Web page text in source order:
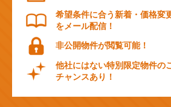
希望条件に合う新着・価格変
をメール配信！
非公開物件が閲覧可能！
他社にはない特別限定物件の
チャンスあり！